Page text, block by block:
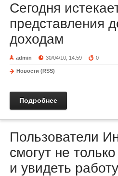
Сегодня
представления
доходам
admin 30/04/10, 14:59 0
Новости (RSS)
Подробнее
Пользователи
смогут не
и увидеть